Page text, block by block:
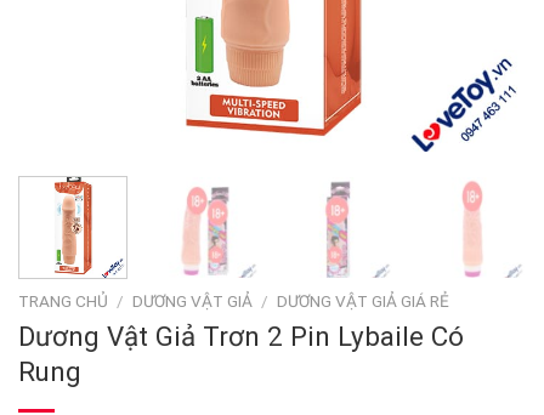
TRANG CHỦ / DƯƠNG VẬT GIẢ / DƯƠNG VẬT GIẢ GIÁ RẺ
Dương Vật Giả Trơn 2 Pin Lybaile Có
Rung